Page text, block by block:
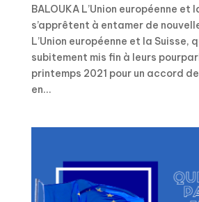
BALOUKA L’Union européenne et
s’apprêtent à entamer de
L’Union européenne et la Suisse,
subitement mis fin à leurs
printemps 2021 pour un accord
en...